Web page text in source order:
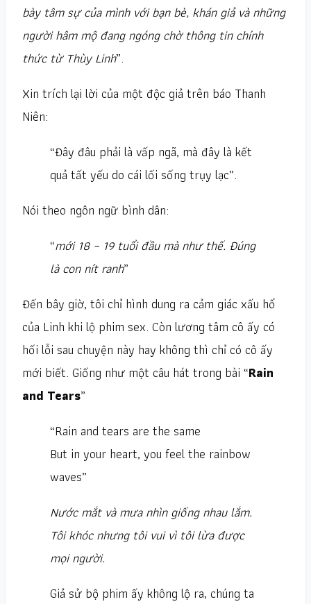
bày tâm sự của mình với bạn bè, khán giả và những
người hâm mộ đang ngóng chờ thông tin chính
thức từ Thùy Linh”.
Xin trích lại lời của một độc giả trên báo Thanh
Niên:
“Đây đâu phải là vấp ngã, mà đây là kết
quả tất yếu do cái lối sống trụy lạc”.
Nói theo ngôn ngữ bình dân:
“mới 18 – 19 tuổi đầu mà như thế. Đúng
là con nít ranh”
Đến bây giờ, tôi chỉ hình dung ra cảm giác xấu hổ
của Linh khi lộ phim sex. Còn lương tâm cô ấy có
hối lỗi sau chuyện này hay không thì chỉ có cô ấy
mới biết. Giống như một câu hát trong bài “Rain
and Tears”
“Rain and tears are the same
But in your heart, you feel the rainbow
waves”
Nước mắt và mưa nhìn giống nhau lắm.
Tôi khóc nhưng tôi vui vì tôi lừa được
mọi người.
Giả sử bộ phim ấy không lộ ra, chúng ta